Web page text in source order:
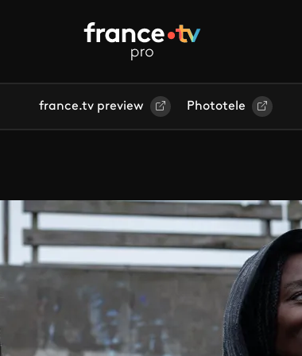
france.tv preview Phototele